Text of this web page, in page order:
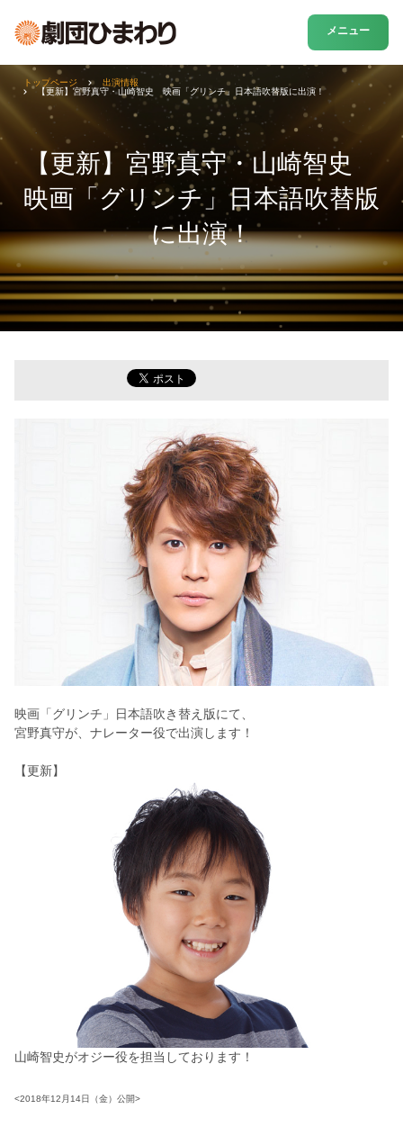
メニュー
【更新】宮野真守・山崎智史
映画「グリンチ」日本語吹替版
に出演！
トップページ
出演情報
【更新】宮野真守・山崎智史 映画「グリンチ」日本語吹替版に出演！
映画「グリンチ」日本語吹き替え版にて、
宮野真守が、ナレーター役で出演します！
【更新】
山崎智史がオジー役を担当しております！
<2018年12月14日（金）公開>